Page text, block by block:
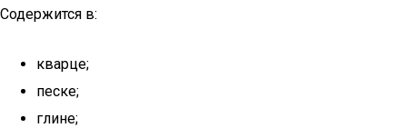
Содержится в:
кварце;
песке;
глине;